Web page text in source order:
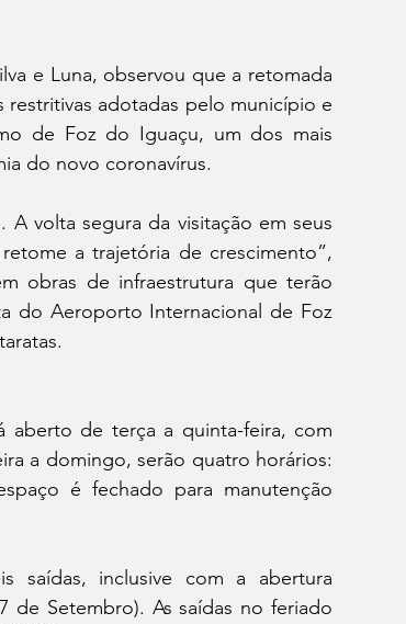
e Luna, observou que a retomada
restritivas adotadas pelo município e
de Foz do Iguaçu, um dos mais
do novo coronavírus.
volta segura da visitação em seus
a trajetória de crescimento”,
obras de infraestrutura que terão
do Aeroporto Internacional de Foz
aberto de terça a quinta-feira, com
a domingo, serão quatro horários:
é fechado para manutenção
saídas, inclusive com a abertura
de Setembro). As saídas no feriado